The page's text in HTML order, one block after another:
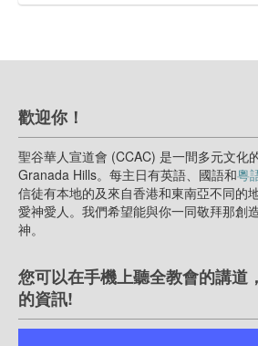
歡迎你！
聖谷華人宣道會 (CCAC) 是一間多元文化
Granada Hills。每主日有英語、國語和粵
信徒有本地的及來自香港和東南亞不同的
愛神愛人。我們希望能與你一同敬拜那創
神。
您可以在手機上聽全教會的講道
的資訊!